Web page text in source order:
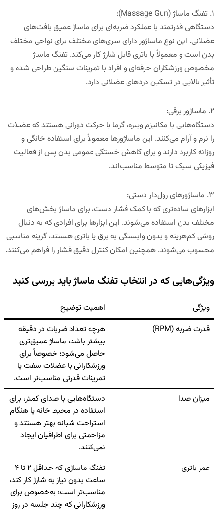
۱. تفنگ ماساژ(Massage Gun):
دستگاهی قدرتمند با عملکرد ضربه‌ای برای ماساژ عمیق بافت‌های
عضلانی. این نوع ماساژور دارای سری‌های مختلف برای نواحی مختلف
بدن است و معمولاً با باتری قابل شارژ کار می‌کند. تفنگ ماساژ
مخصوص ورزشکاران حرفه‌ای و افراد با تمرینات سنگین طراحی شده و
تأثیر بالایی در تسکین دردهای عضلانی دارد.
۲. ماساژور برقی:
دستگاه‌هایی با مکانیزم ویبره، گرما یا حرکت دورانی هستند که عضلات
را نرم و آرام می‌کنند. این ماساژورها معمولاً برای استفاده خانگی و
روزانه کاربرد دارند و برای کاهش خستگی عمومی بدن پس از فعالیت
فیزیکی سبک تا متوسط مناسب‌اند.
۳. ماساژورهای رول‌دار دستی:
ابزارهای ساده‌تری که با کمک فشار دست، برای ماساژ بخش‌های
مختلف بدن استفاده می‌شوند. این ابزارها برای افرادی که به دنبال
روشی کم‌هزینه و بدون وابستگی به برق یا باتری هستند، گزینه مناسبی
محسوب می‌شوند. همچنین امکان کنترل دقیق فشار را فراهم می‌کنند.
ویژگی‌هایی که در انتخاب تفنگ ماساژ باید بررسی کنید
ویژگی
اهمیت توضیح
قدرت ضربه (RPM)
هرچه تعداد ضربات در دقیقه
بیشتر باشد، ماساژ عمیق‌تری
حاصل می‌شود؛ خصوصاً برای
ورزشکارانی با عضلات سفت یا
تمرینات قدرتی مناسب‌تر است.
میزان صدا
دستگاه‌هایی با صدای کمتر، برای
استفاده در محیط خانه یا هنگام
استراحت شبانه بهتر هستند و
مزاحمتی برای اطرافیان ایجاد
نمی‌کنند.
عمر باتری
تفنگ ماساژی که حداقل ۲ تا ۴
ساعت بدون نیاز به شارژ کار کند،
مناسب‌تر است؛ به‌خصوص برای
ورزشکارانی که چند جلسه در روز